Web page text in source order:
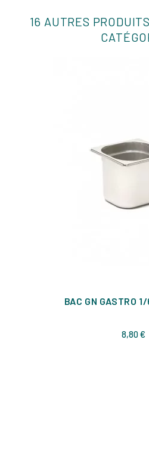
16 AUTRES
BAC GN GASTRO
8,80 €